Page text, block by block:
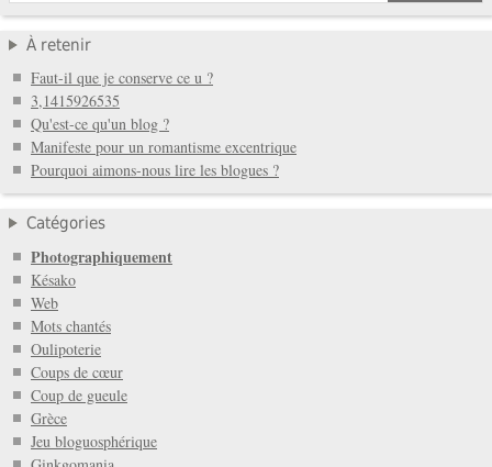
À retenir
Faut-il que je conserve ce u ?
3,1415926535
Qu'est-ce qu'un blog ?
Manifeste pour un romantisme excentrique
Pourquoi aimons-nous lire les blogues ?
Catégories
Photographiquement
Késako
Web
Mots chantés
Oulipoterie
Coups de cœur
Coup de gueule
Grèce
Jeu bloguosphérique